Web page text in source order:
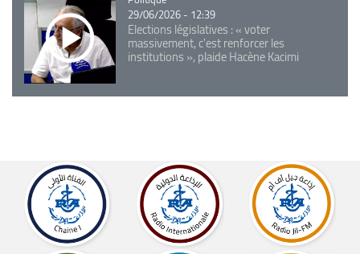
29/06/2026 - 12:39
Elections législatives : « voter
massivement, c'est renforcer les
institutions », plaide Hacène Kacimi